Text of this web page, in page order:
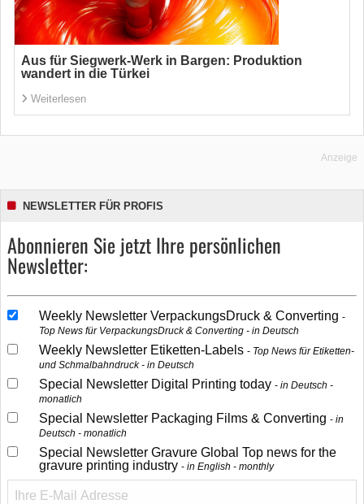
Aus für Siegwerk-Werk in Bargen: Produktion
wandert in die Türkei
Weiterlesen
Anzeige
NEWSLETTER FÜR PROFIS
Abonnieren Sie jetzt Ihre persönlichen
Newsletter:
Weekly Newsletter VerpackungsDruck & Converting
Top News für VerpackungsDruck & Converting - in Deutsch
Weekly Newsletter Etiketten-Labels
Top News für Etiketten-
und Schmalbahndruck - in Deutsch
Special Newsletter Digital Printing today
in Deutsch -
monatlich
Special Newsletter Packaging Films & Converting
in
Deutsch - monatlich
Special Newsletter Gravure Global Top news for the
gravure printing industry
in English - monthly